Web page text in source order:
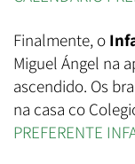
Finalmente, o
Miguel Ángel na
ascendido. Os
na casa co
PREFERENTE